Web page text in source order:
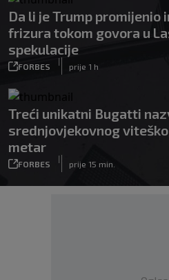
Da li je Trump promijenio
frizura tokom govora u
spekulacije
FORBES
|
prije 1 h
Treći unikatni Bugatti
srednjovjekovnog
metar
FORBES
|
prije 15 min.